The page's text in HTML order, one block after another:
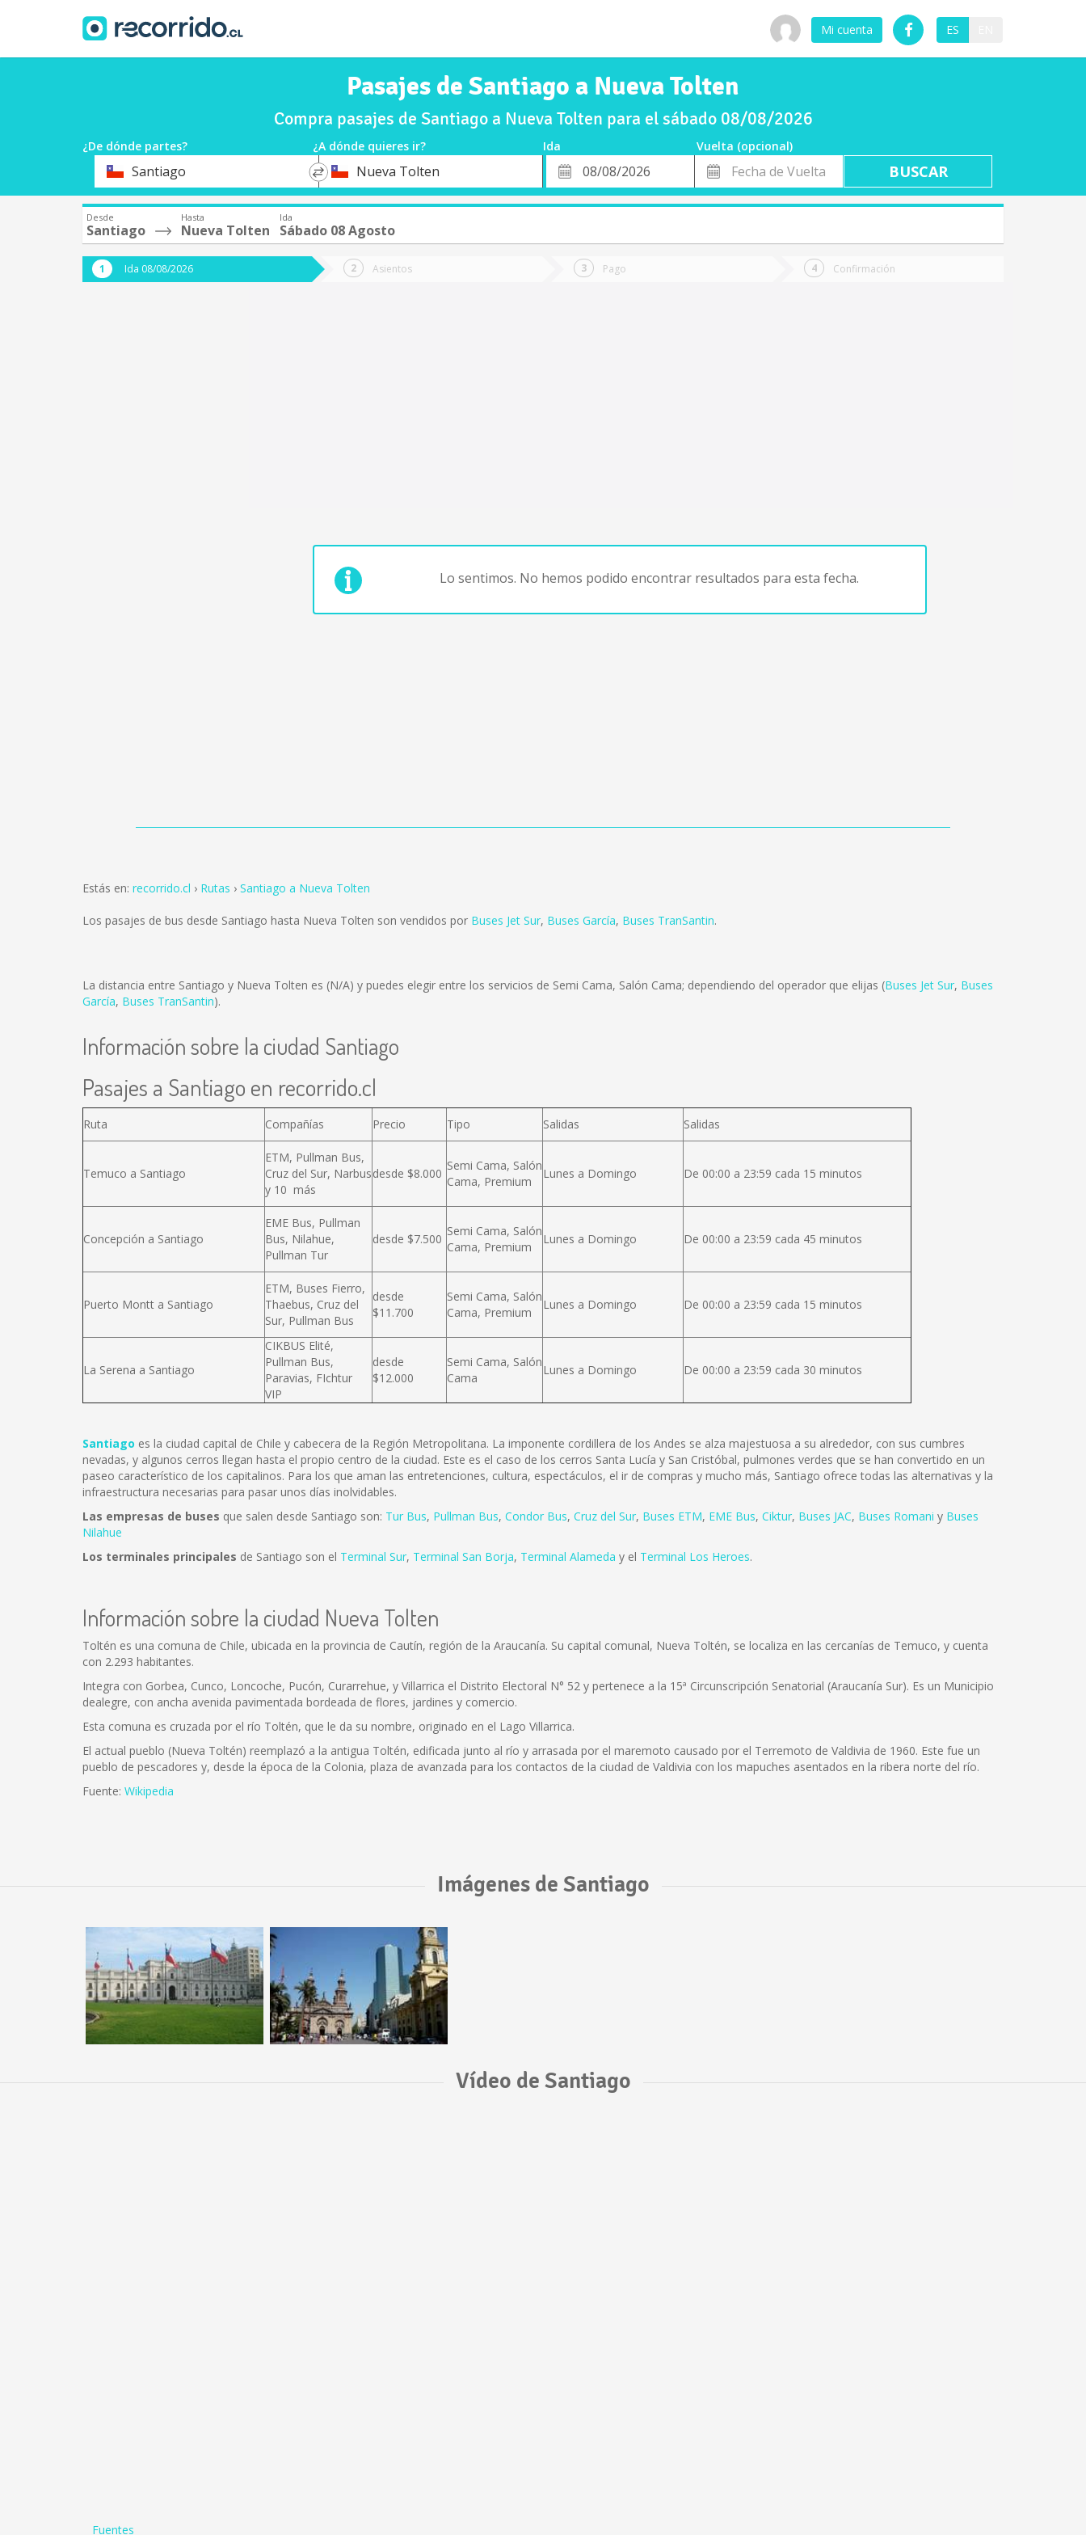
Mi cuenta ES
Pasajes de Santiago a Nueva Tolten
Compra pasajes de Santiago a Nueva Tolten para el sábado 08/08/2026
¿De dónde partes? ¿A dónde quieres ir? Ida
Vuelta (opcional)
OrigenSantiago
*
DestinoNueva Tolten
Fecha
de
Fecha
de
Vuelta
Desde
Santiago
Hasta
Nueva Tolten
Ida
Sábado 08 Agosto
Ida 08/08/2026 Asientos Pago Confirmación
Lo sentimos. No hemos podido encontrar resultados para esta fecha.
Estás en: recorrido.cl Rutas Santiago a Nueva Tolten
Los pasajes de bus desde Santiago hasta Nueva Tolten son vendidos por Buses Jet Sur, Buses García, Buses TranSantin.
La distancia entre Santiago y Nueva Tolten es (N/A) y puedes elegir entre los servicios de Semi Cama, Salón Cama; dependiendo del operador que elijas (Buses Jet Sur, Buses
García, Buses TranSantin).
Información sobre la ciudad Santiago
Pasajes a Santiago en recorrido.cl
Ruta Compañías Precio Tipo Salidas Salidas
Temuco a Santiago
ETM, Pullman Bus,
Cruz del Sur, Narbus
y 10 más
desde $8.000
Semi Cama, Salón
Cama, Premium
Lunes a Domingo De 00:00 a 23:59 cada 15 minutos
Concepción a Santiago
EME Bus, Pullman
Bus, Nilahue,
Pullman Tur
desde $7.500
Semi Cama, Salón
Cama, Premium
Lunes a Domingo De 00:00 a 23:59 cada 45 minutos
Puerto Montt a Santiago
ETM, Buses Fierro,
Thaebus, Cruz del
Sur, Pullman Bus
desde
$11.700
Semi Cama, Salón
Cama, Premium
Lunes a Domingo De 00:00 a 23:59 cada 15 minutos
La Serena a Santiago
CIKBUS Elité,
Pullman Bus,
Paravias, FIchtur
VIP
desde
$12.000
Semi Cama, Salón
Cama
Lunes a Domingo De 00:00 a 23:59 cada 30 minutos
Santiago es la ciudad capital de Chile y cabecera de la Región Metropolitana. La imponente cordillera de los Andes se alza majestuosa a su alrededor, con sus cumbres
nevadas, y algunos cerros llegan hasta el propio centro de la ciudad. Este es el caso de los cerros Santa Lucía y San Cristóbal, pulmones verdes que se han convertido en un
paseo característico de los capitalinos. Para los que aman las entretenciones, cultura, espectáculos, el ir de compras y mucho más, Santiago ofrece todas las alternativas y la
infraestructura necesarias para pasar unos días inolvidables.
Las empresas de buses que salen desde Santiago son: Tur Bus, Pullman Bus, Condor Bus, Cruz del Sur, Buses ETM, EME Bus, Ciktur, Buses JAC, Buses Romani y Buses
Nilahue
Los terminales principales de Santiago son el Terminal Sur, Terminal San Borja, Terminal Alameda y el Terminal Los Heroes.
Información sobre la ciudad Nueva Tolten
Toltén es una comuna de Chile, ubicada en la provincia de Cautín, región de la Araucanía. Su capital comunal, Nueva Toltén, se localiza en las cercanías de Temuco, y cuenta
con 2.293 habitantes.
Integra con Gorbea, Cunco, Loncoche, Pucón, Curarrehue, y Villarrica el Distrito Electoral N° 52 y pertenece a la 15ª Circunscripción Senatorial (Araucanía Sur). Es un Municipio
dealegre, con ancha avenida pavimentada bordeada de flores, jardines y comercio.
Esta comuna es cruzada por el río Toltén, que le da su nombre, originado en el Lago Villarrica.
El actual pueblo (Nueva Toltén) reemplazó a la antigua Toltén, edificada junto al río y arrasada por el maremoto causado por el Terremoto de Valdivia de 1960. Este fue un
pueblo de pescadores y, desde la época de la Colonia, plaza de avanzada para los contactos de la ciudad de Valdivia con los mapuches asentados en la ribera norte del río.
Fuente: Wikipedia
Imágenes de Santiago
Vídeo de Santiago
Fuentes